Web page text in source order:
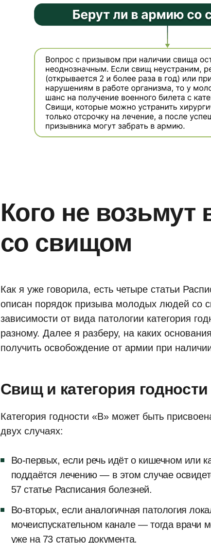
Кого не
со свищом
Как я уже говорила, есть четыре статьи
описан порядок призыва молодых людей со
зависимости от вида патологии категория
разному. Далее я разберу, на каких
получить освобождение от армии при
Свищ и категория
Категория годности «В» может быть
двух случаях:
Во-первых, если речь идёт о кишечном или
поддаётся лечению — в этом случае
57 статье Расписания болезней.
Во-вторых, если аналогичная патология
мочеиспускательном канале — тогда врачи
уже на 73 статью документа.